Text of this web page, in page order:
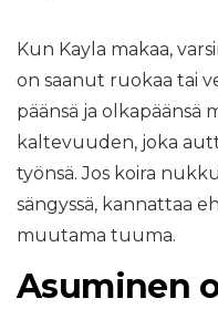
Kun Kayla makaa,
on saanut ruokaa tai
päänsä ja olkapäänsä
kaltevuuden, joka
työnsä. Jos koira
sängyssä, kannattaa
muutama tuuma.
Asuminen